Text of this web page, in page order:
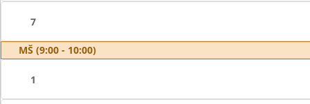
7
MŠ (9:00 - 10:00)
1